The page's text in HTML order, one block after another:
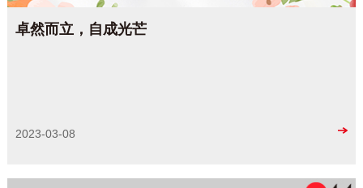
卓然而立，自成光芒
2023-03-08